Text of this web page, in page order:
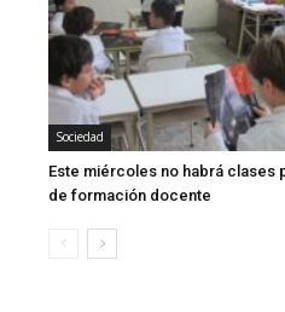
Sociedad
Este miércoles no habrá clases
de formación docente